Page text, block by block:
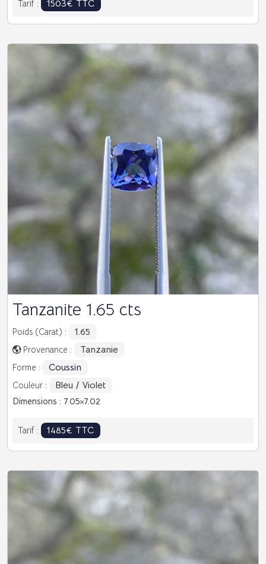
Tarif : 1503€ TTC
Tanzanite 1.65 cts
Poids (Carat) : 1.65
Provenance : Tanzanie
Forme : Coussin
Couleur : Bleu / Violet
Dimensions : 7.05 7.02
Tarif : 1485€ TTC